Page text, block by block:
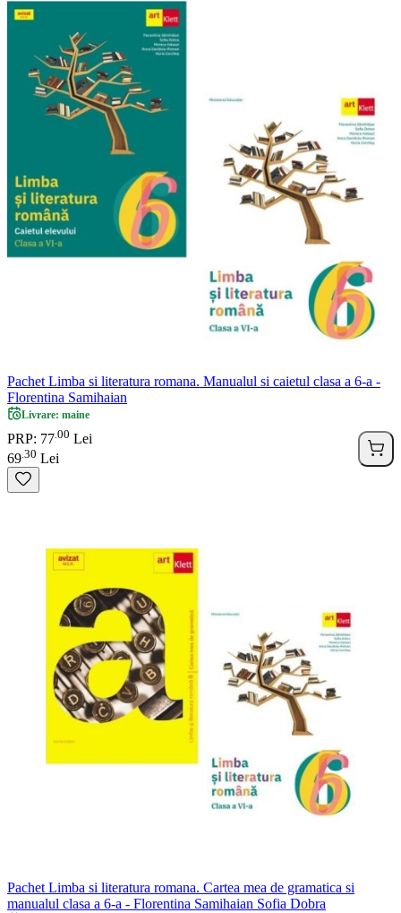
Pachet Limba si literatura romana. Manualul si caietul clasa a 6-a -
Florentina Samihaian
Livrare: maine
PRP: 77 00 Lei
69 30 Lei
Pachet Limba si literatura romana. Cartea mea de gramatica si
manualul clasa a 6-a - Florentina Samihaian Sofia Dobra